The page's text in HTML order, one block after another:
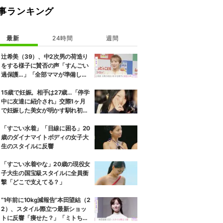
ランキング
最新 24時間 週間
辻希美（39）、中2次男の荷造り
をする様子に賛否の声「すんごい
過保護…」「全部ママが準備して
15歳で妊娠。相手は27歳…「停学
中に友達に紹介され」交際1ヶ月
で妊娠した美女が明かす馴れ初め
絶句
「すごい水着」「目線に困る」20
歳のダイナマイトボディの女子大
生のスタイルに反響
「すごい水着やな」20歳の現役女
子大生の国宝級スタイルに全員衝
撃「どこで支えてる？」
“1年前に10kg減報告”本田望結（2
2）、スタイル際立つ最新ショッ
トに反響「痩せた？」「ミトちゃ